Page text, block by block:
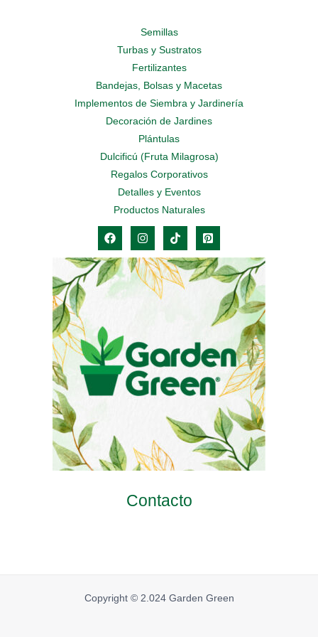
Semillas
Turbas y Sustratos
Fertilizantes
Bandejas, Bolsas y Macetas
Implementos de Siembra y Jardinería
Decoración de Jardines
Plántulas
Dulcificú (Fruta Milagrosa)
Regalos Corporativos
Detalles y Eventos
Productos Naturales
Contacto
Copyright © 2.024 Garden Green